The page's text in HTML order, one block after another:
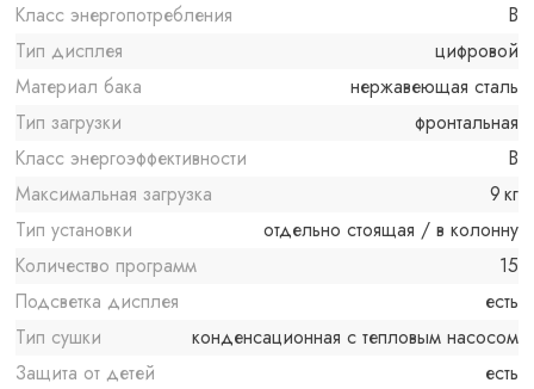
Класс энергопотребления
B
Тип дисплея
цифровой
Материал бака
нержавеющая сталь
Тип загрузки
фронтальная
Класс энергоэффективности
B
Максимальная загрузка
9 кг
Тип установки
отдельно стоящая / в колонну
Количество программ
15
Подсветка дисплея
есть
Тип сушки
конденсационная с тепловым насосом
Защита от детей
есть